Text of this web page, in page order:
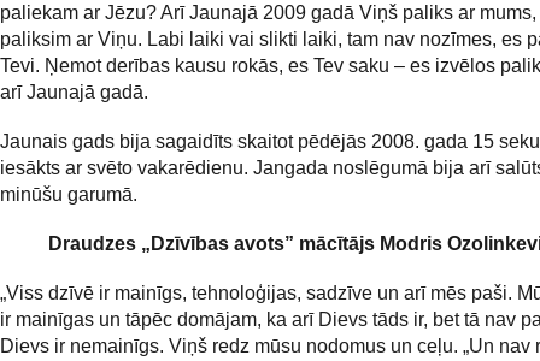
paliekam ar Jēzu? Arī Jaunajā 2009 gadā Viņš paliks ar
paliksim ar Viņu. Labi laiki vai slikti laiki, tam nav nozīmes, es
Tevi. Ņemot derības kausu rokās, es Tev saku – es izvēlos
arī Jaunajā gadā.
Jaunais gads bija sagaidīts skaitot pēdējās 2008. gada 15
iesākts ar svēto vakarēdienu. Jangada noslēgumā bija arī
minūšu garumā.
Draudzes „Dzīvības avots” mācītājs Modris
„Viss dzīvē ir mainīgs, tehnoloģijas, sadzīve un arī mēs paši.
ir mainīgas un tāpēc domājam, ka arī Dievs tāds ir, bet tā nav
Dievs ir nemainīgs. Viņš redz mūsu nodomus un ceļu. „Un nav